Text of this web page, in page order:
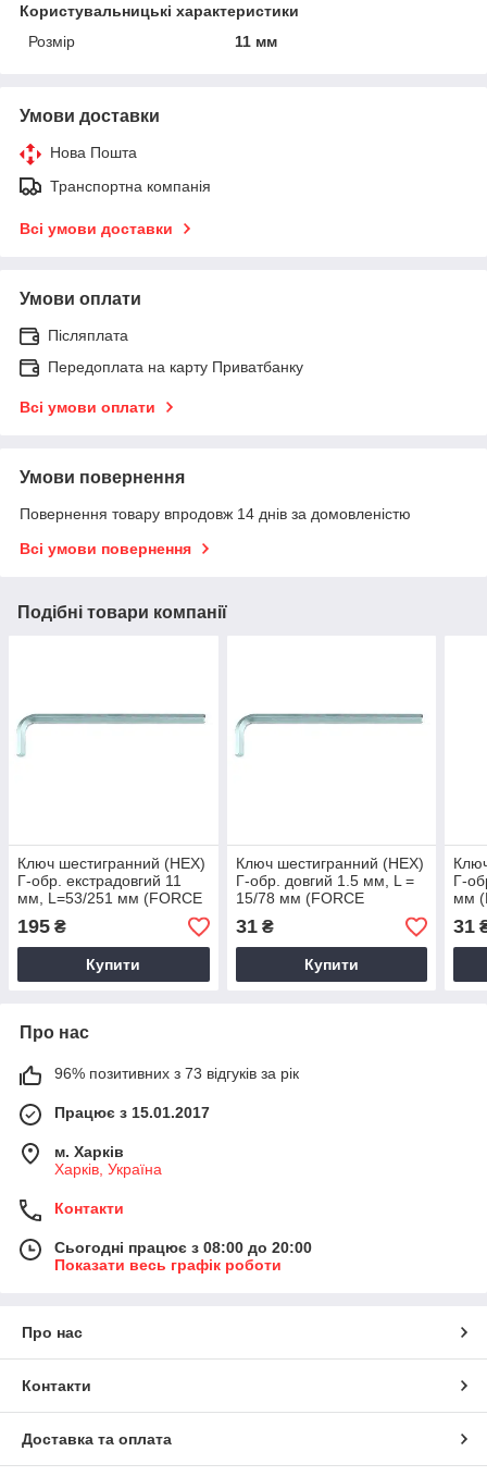
Користувальницькі характеристики
Розмір
11 мм
Умови доставки
Нова Пошта
Транспортна компанія
Всі умови доставки
Умови оплати
Післяплата
Передоплата на карту Приватбанку
Всі умови оплати
Умови повернення
Повернення товару впродовж 14 днів за домовленістю
Всі умови повернення
Подібні товари компанії
Ключ шестигранний (HEX)
Г-обр. екстрадовгий 11
мм, L=53/251 мм (FORCE
76411XL)
195 ₴
Купити
Ключ шестигранний (HEX)
Г-обр. довгий 1.5 мм, L =
15/78 мм (FORCE
764015L)
31₴
Купити
Г-
мм
31
Про нас
96% позитивних з 73 відгуків за рік
Працює з 15.01.2017
м. Харків
Харків, Україна
Контакти
Сьогодні працює з 08:00 до 20:00
Показати весь графік роботи
Про нас
Контакти
Доставка та оплата